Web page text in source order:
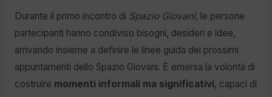
Durante il primo incontro di Spazio Giovani, le persone
partecipanti hanno condiviso bisogni, desideri e idee,
arrivando insieme a definire le linee guida dei prossimi
appuntamenti dello Spazio Giovani. È emersa la volontà di
costruire momenti informali ma significativi, capaci di